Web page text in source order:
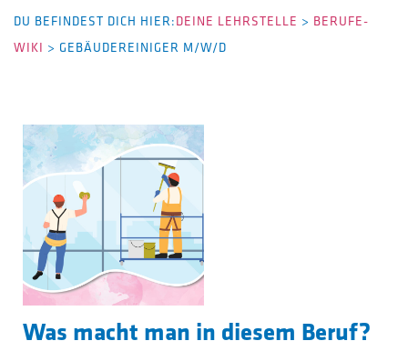
DU BEFINDEST DICH HIER:DEINE LEHRSTELLE > BERUFE-
WIKI > GEBÄUDEREINIGER M/W/D
Was macht man in diesem Beruf?